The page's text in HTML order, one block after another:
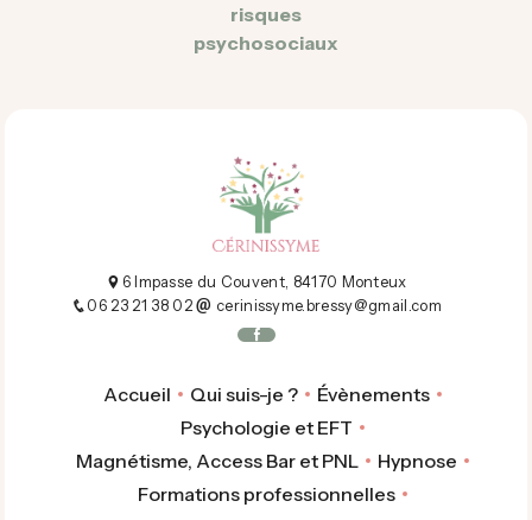
risques
psychosociaux
6 Impasse du Couvent, 84170 Monteux
06 23 21 38 02
cerinissyme.bressy@gmail.com
Accueil Qui suis-je ?
Évènements
Psychologie et EFT
Magnétisme, Access Bar et PNL
Hypnose
Formations professionnelles